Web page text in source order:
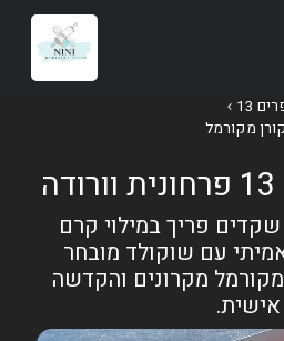
פריך במילוי קרם
עם שוקולד מובחר
מקרונים והקדשה
אישית.